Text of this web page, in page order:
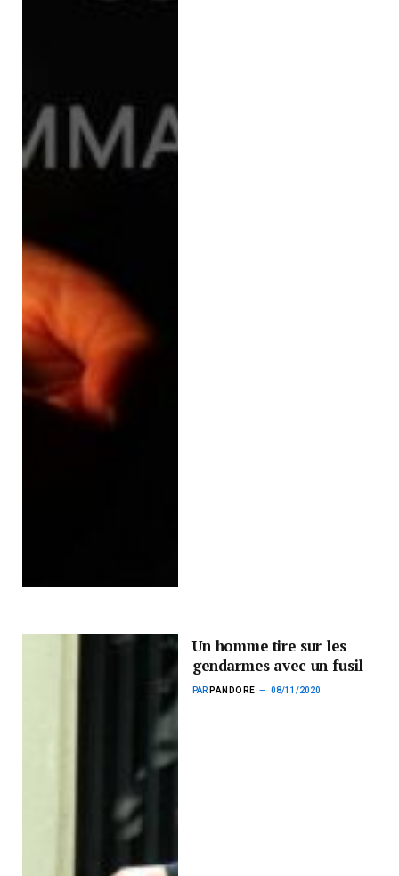
Un homme tire sur les
gendarmes avec un fusil
PAR PANDORE 08/11/2020